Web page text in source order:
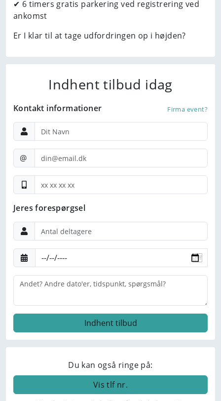
✔ 6 timers gratis parkering ved registrering ved
ankomst
Er I klar til at tage udfordringen op i højden?
Indhent tilbud idag
Firma event?
Kontakt informationer
@
Jeres forespørgsel
Du kan også ringe på:
Vis tlf nr.